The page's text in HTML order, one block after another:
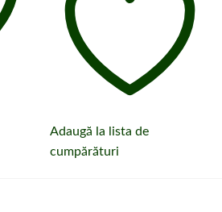
Adaugă la lista de
cumpărături